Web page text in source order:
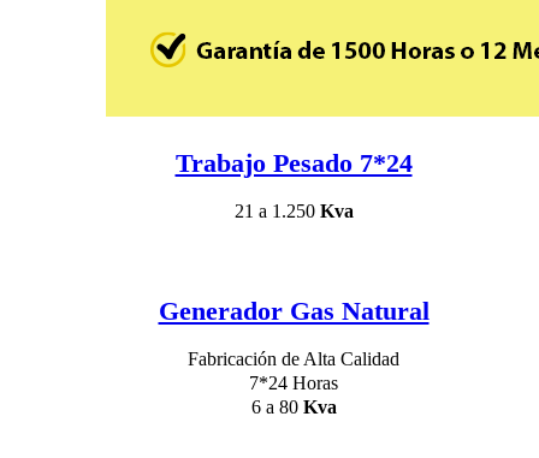
Trabajo Pesado 7*24
21 a 1.250 Kva
Generador Gas Natural
Fabricación de Alta Calidad
7*24 Horas
6 a 80 Kva